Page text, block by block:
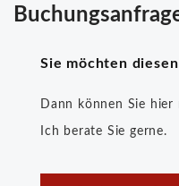
Sie möchten
Dann können Sie
Ich berate Sie gerne.